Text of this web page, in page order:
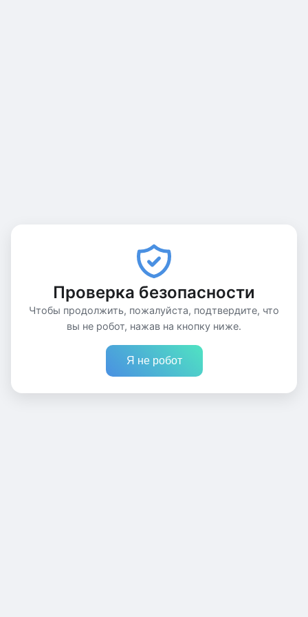
Проверка безопасности
Чтобы продолжить, пожалуйста, подтвердите, что
вы не робот, нажав на кнопку ниже.
Я не робот